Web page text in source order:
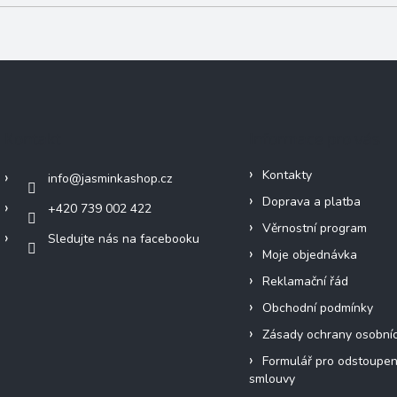
info@jasminkashop.cz
+420 739 002 422
Sledujte nás na facebooku
Kontakty
Doprava a platba
Věrnostní program
Moje objednávka
Reklamační řád
Obchodní podmínky
Zásady ochrany
Formulář pro
smlouvy